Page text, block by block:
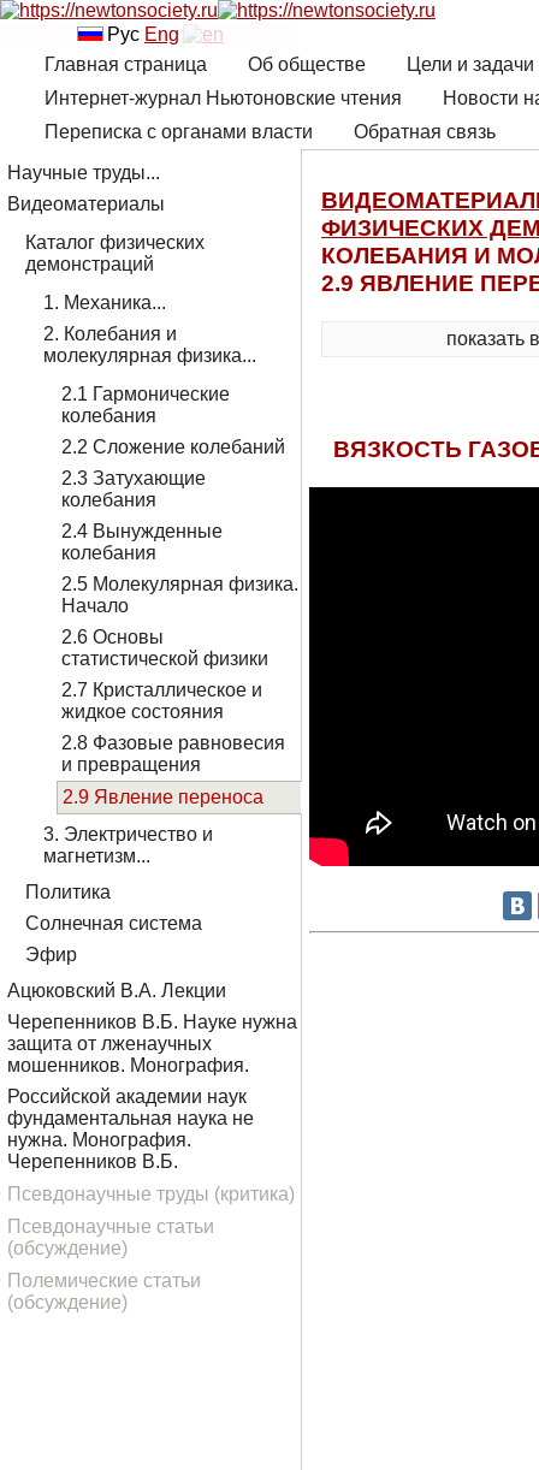
Рус Eng
Главная страница
Об обществе
Цели и
Интернет-журнал Ньютоновские чтения
Новости
Переписка с органами власти
Обратная связь
ФИЗИЧЕСКИХ
КОЛЕБАНИЯ И
2.9 ЯВЛЕНИЕ
показать
ВЯЗКОСТЬ
Научные труды...
Видеоматериалы
Каталог физических
демонстраций
1. Механика...
2. Колебания и
молекулярная физика...
2.1 Гармонические
колебания
2.2 Сложение колебаний
2.3 Затухающие
колебания
2.4 Вынужденные
колебания
2.5 Молекулярная физика.
Начало
2.6 Основы
статистической физики
2.7 Кристаллическое и
жидкое состояния
2.8 Фазовые равновесия
и превращения
2.9 Явление переноса
3. Электричество и
магнетизм...
Политика
Солнечная система
Эфир
Ацюковский В.А. Лекции
Черепенников В.Б. Науке нужна
защита от лженаучных
мошенников. Монография.
Российской академии наук
фундаментальная наука не
нужна. Монография.
Черепенников В.Б.
Псевдонаучные труды (критика)
Псевдонаучные статьи
(обсуждение)
Полемические статьи
(обсуждение)